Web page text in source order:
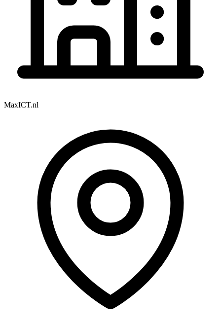
MaxICT.nl